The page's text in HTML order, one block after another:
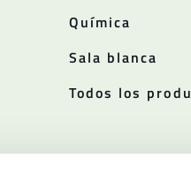
Química
Sala blanca
Todos los